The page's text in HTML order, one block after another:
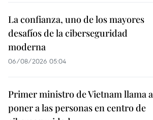
La confianza, uno de los mayores
desafíos de la ciberseguridad
moderna
06/08/2026 05:04
Primer ministro de Vietnam llama a
poner a las personas en centro de